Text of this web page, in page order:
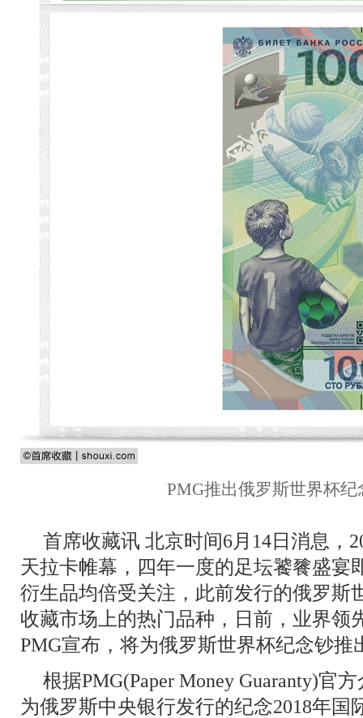
PMG推出俄罗斯世界杯
首席收藏讯 北京时间6月14日消息，
天拉卡帷幕，四年一度的足坛饕餮盛宴
衍生品均倍受关注，此前发行的俄罗斯
收藏市场上的热门品种，日前，业界领
PMG宣布，将为俄罗斯世界杯纪念钞推
根据PMG(Paper Money Guaranty)官
为俄罗斯中央银行发行的纪念2018年国